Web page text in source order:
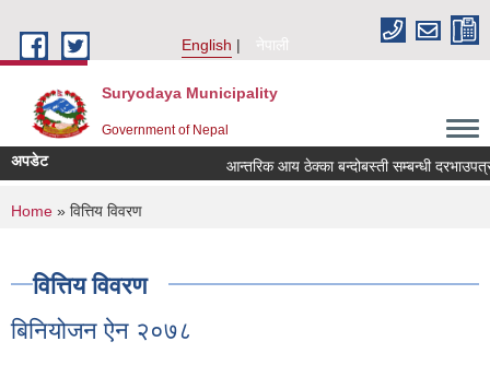
English
नेपाली
Suryodaya Municipality
Government of Nepal
अपडेट आन्तरिक आय ठेक्का बन्दोबस्ती सम्बन्धी
You are here
Home » वित्तिय विवरण
वित्तिय विवरण
बिनियोजन ऐन २०७८